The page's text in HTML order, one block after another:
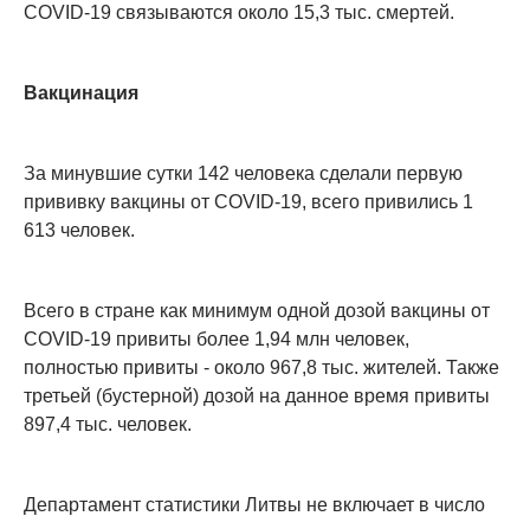
COVID-19 связываются около 15,3 тыс. смертей.
Вакцинация
За минувшие сутки 142 человека сделали первую
прививку вакцины от COVID-19, всего привились 1
613 человек.
Всего в стране как минимум одной дозой вакцины от
COVID-19 привиты более 1,94 млн человек,
полностью привиты - около 967,8 тыс. жителей. Также
третьей (бустерной) дозой на данное время привиты
897,4 тыс. человек.
Департамент статистики Литвы не включает в число